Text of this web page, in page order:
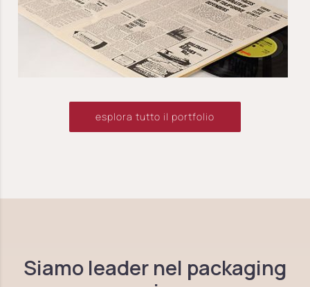
esplora tutto il portfolio
Siamo leader nel packaging